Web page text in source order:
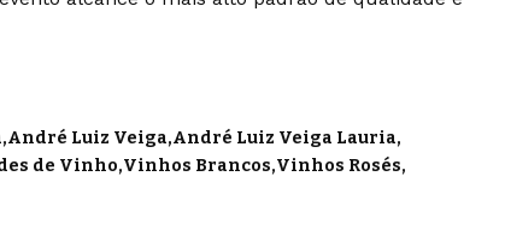
André Luiz Veiga André Luiz Veiga Lauria
de Vinho Vinhos Brancos Vinhos Rosés